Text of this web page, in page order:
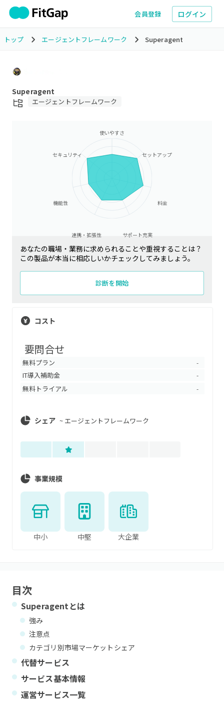
会員登録 ログイン
トップ エージェントフレームワーク Superagent
Superagent
エージェントフレームワーク
使いやすさ
セットアップ
料金
サポート充実
連携・拡張性
機能性
セキュリティ
あなたの職場・業務に求められることや重視することは？
この製品が本当に相応しいかチェックしてみましょう。
診断を開始
コスト
要問合せ
無料プラン -
IT導入補助金 -
無料トライアル -
シェア ~ エージェントフレームワーク
事業規模
中小 中堅 大企業
目次
Superagentとは
強み
注意点
カテゴリ別市場マーケットシェア
代替サービス
サービス基本情報
運営サービス一覧